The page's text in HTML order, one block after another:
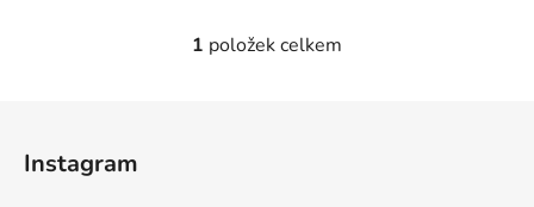
O
1 položek celkem
Instagram